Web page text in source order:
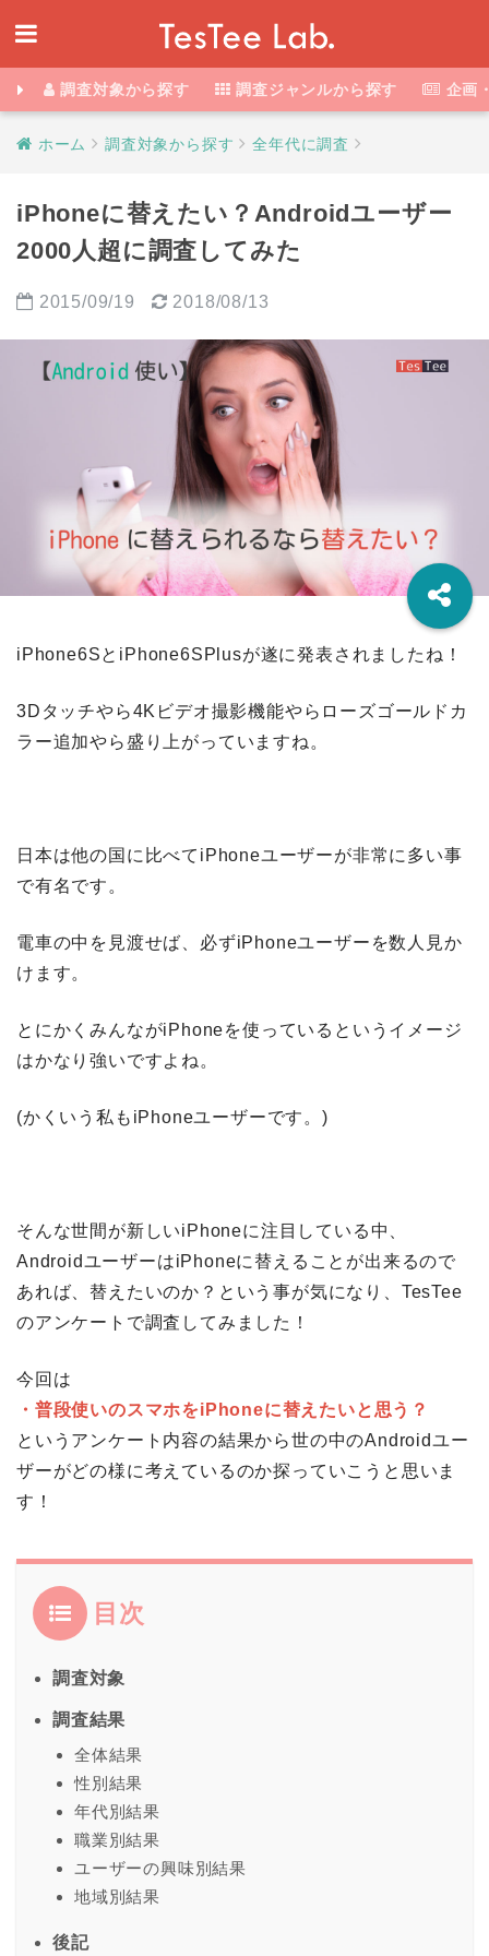
調査対象から探す 調査ジャンルから探す 企画
ホーム 調査対象から探す 全年代に調査
iPhoneに替えたい？Androidユーザー
2000人超に調査してみた
2015/09/19 2018/08/13
iPhone6SとiPhone6SPlusが遂に発表されましたね！
3Dタッチやら4Kビデオ撮影機能やらローズゴールドカ
ラー追加やら盛り上がっていますね。
日本は他の国に比べてiPhoneユーザーが非常に多い事
で有名です。
電車の中を見渡せば、必ずiPhoneユーザーを数人見か
けます。
とにかくみんながiPhoneを使っているというイメージ
はかなり強いですよね。
(かくいう私もiPhoneユーザーです。)
そんな世間が新しいiPhoneに注目している中、
AndroidユーザーはiPhoneに替えることが出来るので
あれば、替えたいのか？という事が気になり、TesTee
のアンケートで調査してみました！
今回は
・普段使いのスマホをiPhoneに替えたいと思う？
というアンケート内容の結果から世の中のAndroidユー
ザーがどの様に考えているのか探っていこうと思いま
す！
目次
調査対象
調査結果
全体結果
性別結果
年代別結果
職業別結果
ユーザーの興味別結果
地域別結果
後記